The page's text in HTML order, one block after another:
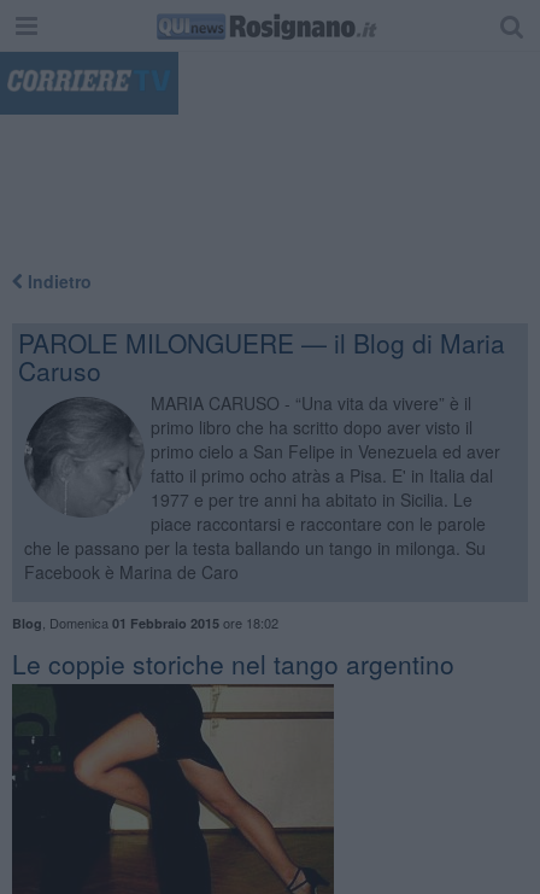
Indietro
PAROLE MILONGUERE — il Blog di Maria
Caruso
MARIA CARUSO - “Una vita da vivere” è il
primo libro che ha scritto dopo aver visto il
primo cielo a San Felipe in Venezuela ed aver
fatto il primo ocho atràs a Pisa. E' in Italia dal
1977 e per tre anni ha abitato in Sicilia. Le
piace raccontarsi e raccontare con le parole
che le passano per la testa ballando un tango in milonga. Su
Facebook è Marina de Caro
Blog Domenica 01 Febbraio 2015ore 18:02
Le coppie storiche nel tango argentino